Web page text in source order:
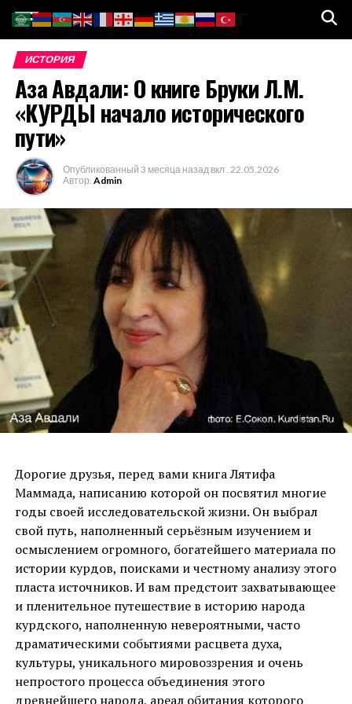
ИСТОРИЯ
Аза Авдали: О книге Бруки Л.М.
«КУРДЫ начало исторического
пути»
Опубликованный 3 месяца назад вкл . 22.05.2026
Автор: Admin
Дорогие друзья, перед вами книга Лятифа
Маммада, написанию которой он посвятил многие
годы своей исследовательской жизни. Он выбрал
свой путь, наполненный серьёзным изучением и
осмыслением огромного, богатейшего материала по
истории курдов, поисками и честному анализу этого
пласта источников. И вам предстоит захватывающее
и пленительное путешествие в историю народа
курдского, наполненную невероятными, часто
драматическими событиями расцвета духа,
культуры, уникального мировоззрения и очень
непростого процесса объединения этого
древнейшего народа, ареал обитания которого
Go to mobile version